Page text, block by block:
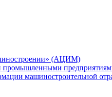
(АЦИМ)
машиностроительной